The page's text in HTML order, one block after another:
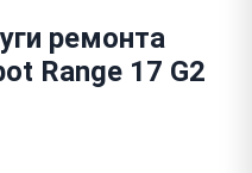
ремонта
Range 17 G2